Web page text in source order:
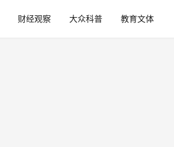
财经观察 大众科普 教育文体